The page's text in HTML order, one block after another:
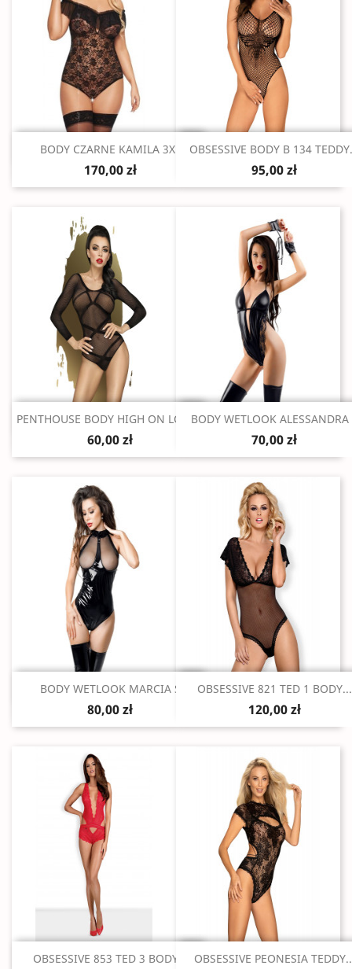
 Szybki podgląd
BODY CZARNE KAMILA 3XL
170,00 zł
Szybki podgląd
OBSESSIVE BODY B 134
95,00 zł
Szybki podgląd
PENTHOUSE BODY HIGH ON LOVE...
60,00 zł
Szybki podgląd
BODY WETLOOK ALESSANDRA
70,00 zł
Szybki podgląd
BODY WETLOOK MARCIA S
80,00 zł
Szybki podgląd
OBSESSIVE 821 TED 1 BODY...
120,00 zł
Szybki podgląd
OBSESSIVE 853 TED 3 BODY... Szybki podgląd
OBSESSIVE PEONESIA